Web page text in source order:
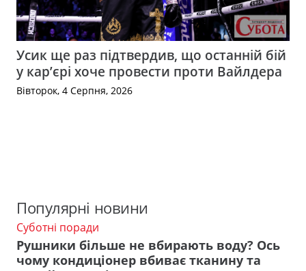
Усик ще раз підтвердив, що останній бій
у кар’єрі хоче провести проти Вайлдера
Вівторок, 4 Серпня, 2026
Популярні новини
Суботні поради
Рушники більше не вбирають воду? Ось
чому кондиціонер вбиває тканину та